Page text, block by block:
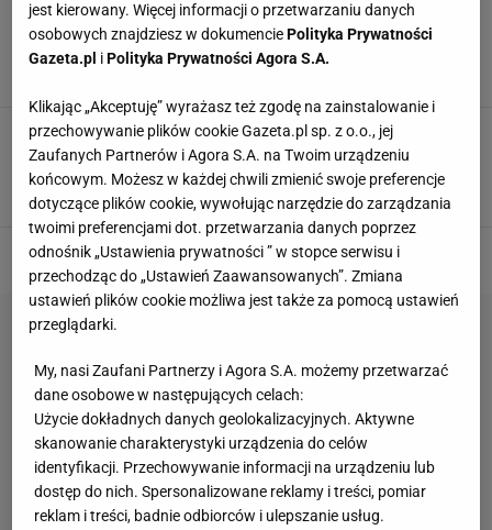
Nie znajdziesz piękniejszej sukienki na święta!
O tym modelu z H&M marzy cały Tiktok.
Podobne w Reserved i Sinsay
Ta kurtka Mohito nie pozwoli ci zmarznąć. Na
tym nie kończą się jej zalety. Solidne modele
też w HM i Unisono
HM JESIEŃ KOBIETA KURTKI
jest kierowany. Więcej informacji o przetwarzaniu danych
osobowych znajdziesz w dokumencie Polityka Prywatności
Gazeta.pl i Polityka Prywatności Agora S.A.
Klikając „Akceptuję” wyrażasz też zgodę na zainstalowanie i
przechowywanie plików cookie Gazeta.pl sp. z o.o., jej
Zaufanych Partnerów i Agora S.A. na Twoim urządzeniu
końcowym. Możesz w każdej chwili zmienić swoje preferencje
dotyczące plików cookie, wywołując narzędzie do zarządzania
twoimi preferencjami dot. przetwarzania danych poprzez
odnośnik „Ustawienia prywatności ” w stopce serwisu i
przechodząc do „Ustawień Zaawansowanych”. Zmiana
ustawień plików cookie możliwa jest także za pomocą ustawień
przeglądarki.
My, nasi Zaufani Partnerzy i Agora S.A. możemy przetwarzać
dane osobowe w następujących celach:
Użycie dokładnych danych geolokalizacyjnych. Aktywne
skanowanie charakterystyki urządzenia do celów
identyfikacji. Przechowywanie informacji na urządzeniu lub
dostęp do nich. Spersonalizowane reklamy i treści, pomiar
reklam i treści, badnie odbiorców i ulepszanie usług.